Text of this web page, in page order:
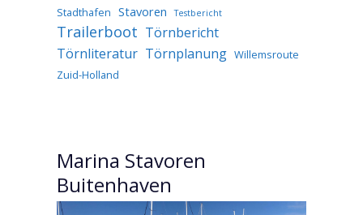
Stadthafen Stavoren Testbericht
Trailerboot Törnbericht
Törnliteratur Törnplanung Willemsroute
Zuid-Holland
Marina Stavoren
Buitenhaven